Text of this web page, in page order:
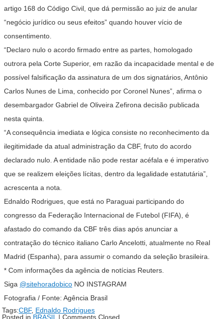
artigo 168 do Código Civil, que dá permissão ao juiz de anular
“negócio jurídico ou seus efeitos” quando houver vício de
consentimento.
“Declaro nulo o acordo firmado entre as partes, homologado
outrora pela Corte Superior, em razão da incapacidade mental e de
possível falsificação da assinatura de um dos signatários, Antônio
Carlos Nunes de Lima, conhecido por Coronel Nunes”, afirma o
desembargador Gabriel de Oliveira Zefirona decisão publicada
nesta quinta.
“A consequência imediata e lógica consiste no reconhecimento da
ilegitimidade da atual administração da CBF, fruto do acordo
declarado nulo. A entidade não pode restar acéfala e é imperativo
que se realizem eleições lícitas, dentro da legalidade estatutária”,
acrescenta a nota.
Ednaldo Rodrigues, que está no Paraguai participando do
congresso da Federação Internacional de Futebol (FIFA), é
afastado do comando da CBF três dias após anunciar a
contratação do técnico italiano Carlo Ancelotti, atualmente no Real
Madrid (Espanha), para assumir o comando da seleção brasileira.
* Com informações da agência de notícias Reuters.
Siga @sitehoradobico NO INSTAGRAM
Fotografia / Fonte: Agência Brasil
Tags:CBF, Ednaldo Rodrigues
Posted in BRASIL | Comments Closed